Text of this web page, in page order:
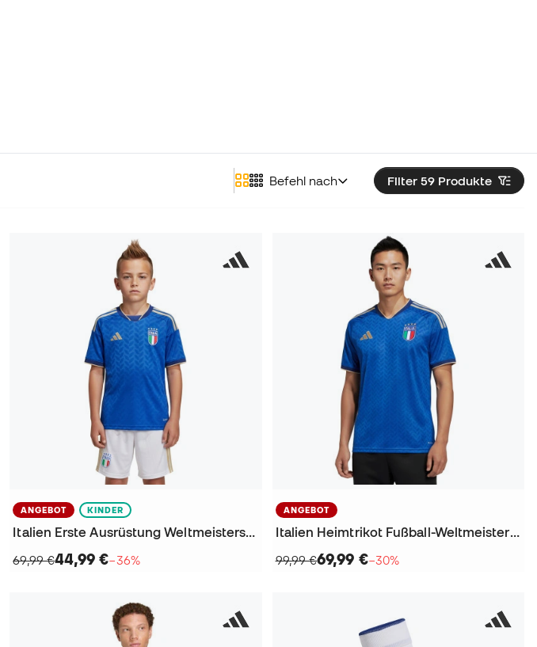
Filter 59 Produkte
Befehl nach
ANGEBOT KINDER
Italien Erste Ausrüstung Weltmeisterschaft 2026 Kinder Trikot
69,99 €44,99 €−36%
ANGEBOT
Italien Heimtrikot Fußball-Weltmeisterschaft 2026 Trikot
99,99 €69,99 €−30%